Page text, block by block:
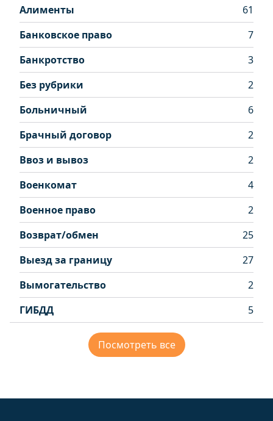
Алименты
61
Банковское право
7
Банкротство
3
Без рубрики
2
Больничный
6
Брачный договор
2
Ввоз и вывоз
2
Военкомат
4
Военное право
2
Возврат/обмен
25
Выезд за границу
27
Вымогательство
2
ГИБДД
5
Посмотреть все